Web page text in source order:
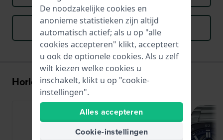
Download handboek (French)
Horloges met het 5707 uurwerk:
De noodzakelijke cookies en
anonieme statistieken zijn altijd
automatisch actief; als u op "alle
cookies accepteren" klikt, accepteert
u ook de optionele cookies. Als u zelf
wilt kiezen welke cookies u
inschakelt, klikt u op "cookie-
instellingen".
Alles accepteren
Cookie-instellingen